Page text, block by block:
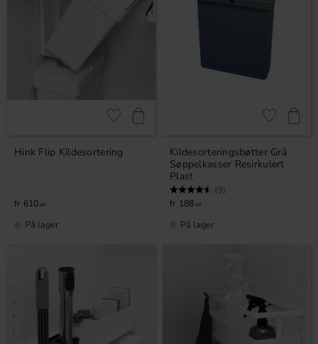
Hink Flip Kildesortering
610 KR
Lagre som favoritt
På lager
Kildesorteringsbøtter Grå
Søppelkasser Resirkulert
Plast
Karakter: (9)
188 KR
Lagre som
På lager